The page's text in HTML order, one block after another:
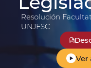
Resolución
UNJFSC
Ver